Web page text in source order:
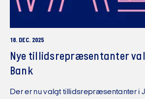
18. DEC. 2025
Nye tillidsrepræsentanter
Bank
Der er nu valgt tillidsrepræsentanter i